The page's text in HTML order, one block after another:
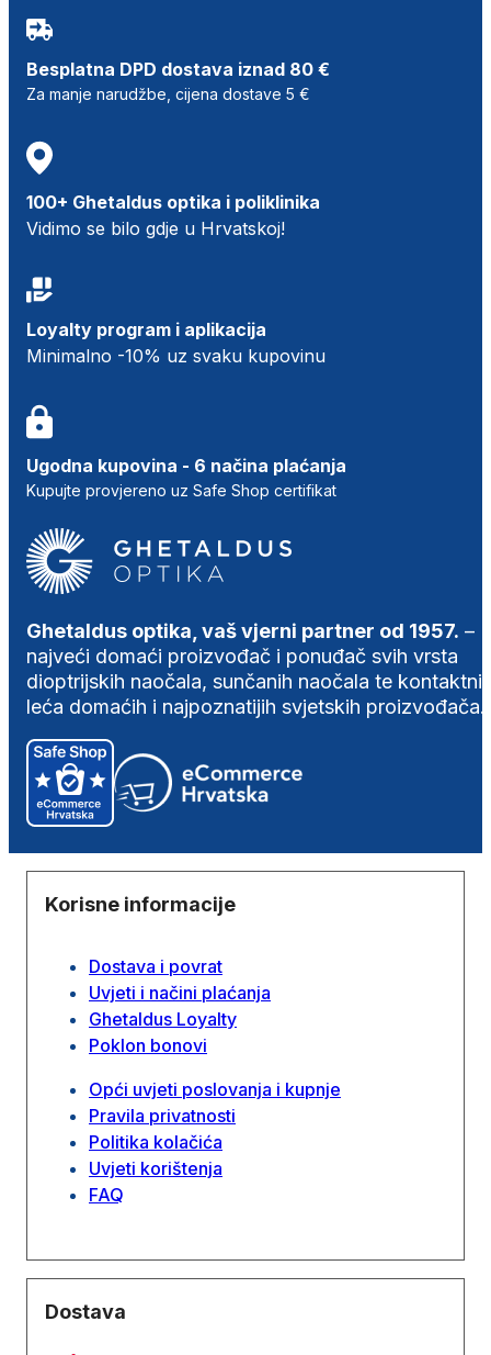
Besplatna DPD dostava iznad 80 €
Za manje narudžbe, cijena dostave 5 €
100+ Ghetaldus optika i poliklinika
Vidimo se bilo gdje u Hrvatskoj!
Loyalty program i aplikacija
Minimalno -10% uz svaku kupovinu
Ugodna kupovina - 6 načina plaćanja
Kupujte provjereno uz Safe Shop certifikat
Ghetaldus optika, vaš vjerni partner od 1957. –
najveći domaći proizvođač i ponuđač svih vrsta
dioptrijskih naočala, sunčanih naočala te
leća domaćih i najpoznatijih svjetskih proizvođača.
Korisne informacije
Dostava i povrat
Uvjeti i načini plaćanja
Ghetaldus Loyalty
Poklon bonovi
Opći uvjeti poslovanja i kupnje
Pravila privatnosti
Politika kolačića
Uvjeti korištenja
FAQ
Dostava